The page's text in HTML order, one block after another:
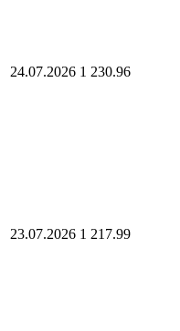
24.07.2026 1 230.96
23.07.2026 1 217.99